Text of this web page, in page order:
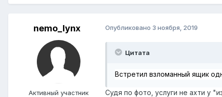
nemo_lynx
Активный участник
Опубликовано 3 ноября, 2019
Цитата
Встретил взломанный ящик
Судя по фото, услуги не ахти у